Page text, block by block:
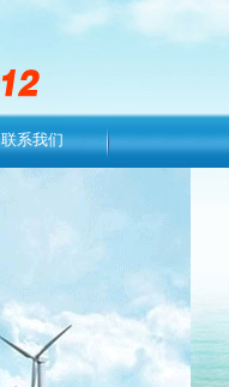
联系我们